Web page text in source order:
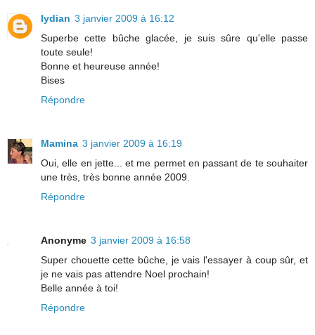
lydian 3 janvier 2009 à 16:12
Superbe cette bûche glacée, je suis sûre qu'elle passe
toute seule!
Bonne et heureuse année!
Bises
Répondre
Mamina 3 janvier 2009 à 16:19
Oui, elle en jette... et me permet en passant de te souhaiter
une très, très bonne année 2009.
Répondre
Anonyme 3 janvier 2009 à 16:58
Super chouette cette bûche, je vais l'essayer à coup sûr, et
je ne vais pas attendre Noel prochain!
Belle année à toi!
Répondre